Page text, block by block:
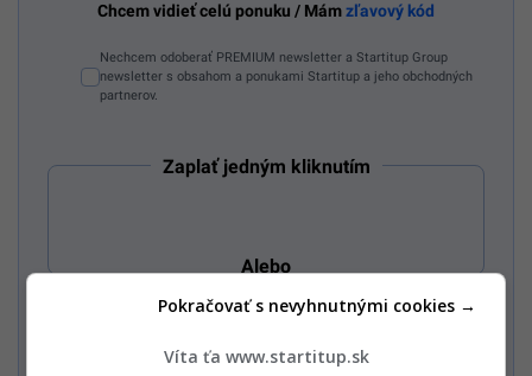
Chcem vidieť celú ponuku / Mámzľavový kód
Nechcem odoberať PREMIUM newsletter a Startitup Group
newsletter s obsahom a ponukami Startitup a jeho obchodných
partnerov.
Zaplať jedným kliknutím
Alebo
Zaplatiť kartou
Víta ťa www.startitup.sk
Pokračovať s nevyhnutnými cookies →